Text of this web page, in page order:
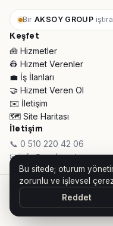
Bir AKSOY GROUP
Keşfet
🧰 Hizmetler
👷 Hizmet Verenler
💼 İş İlanları
🤝 Hizmet Veren Ol
✉️ İletişim
🗺️ Site Haritası
İletişim
📞 0 510 220 42 06
✉ info@codega.tr
© 2026 Codega Hizmet
👥 Toplam
Bu sitede; oturum
zorunlu ve işlevsel
Reddet